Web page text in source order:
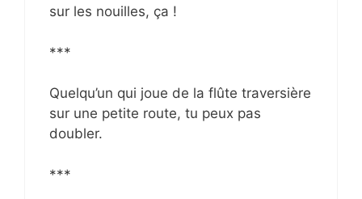
sur les nouilles, ça !
***
Quelqu’un qui joue de la flûte traversière
sur une petite route, tu peux pas
doubler.
***